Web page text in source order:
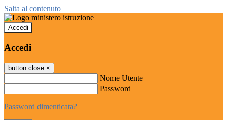
Salta al contenuto
Accedi
Accedi
button close ×
Nome Utente
Password
Password dimenticata?